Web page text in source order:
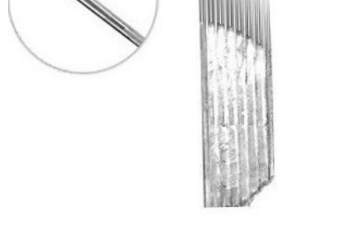
Иглы и колпачки для
оригинальных аппаратов Dragon
Bella ( Тайвань)
Иглы и колпачки GiantSun
My M мезо и BB Glow модули